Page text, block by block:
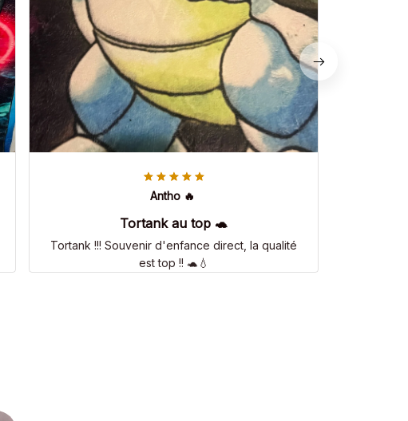
Antho 🔥
Tortank au top 🐢
Tortank !!! Souvenir d'enfance direct, la qualité
est top !! 🐢💧